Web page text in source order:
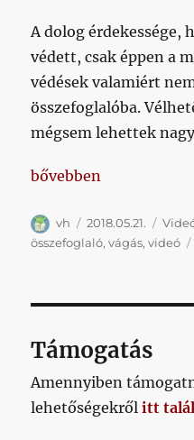
A dolog érdekessége,
védett, csak éppen a
védések valamiért
összefoglalóba.
mégsem lehettek
„Olyan jól sikerült a
bővebben
Szerző
vh Közzétéve
2018.05.21.
összefoglaló,vágás,videó
Támogatás
Amennyiben
lehetőségekrőlitt